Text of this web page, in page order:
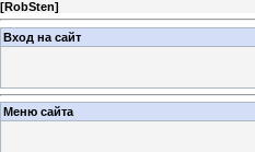
[RobSten]
Вход на сайт
Меню сайта